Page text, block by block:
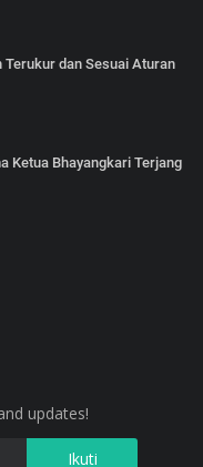
Terukur dan Sesuai Aturan
Ketua Bhayangkari Terjang
updates!